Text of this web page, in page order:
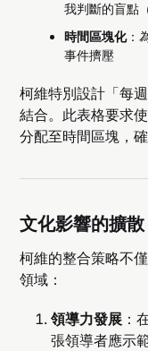
我判斷的盲點
時間區塊化：
事件擠壓
柯維特別設計「每
結合。此表格要求
分配至時間區塊，
文化影響的擴
柯維的整合策略不
領域：
領導力發展 ：
張領導者應示